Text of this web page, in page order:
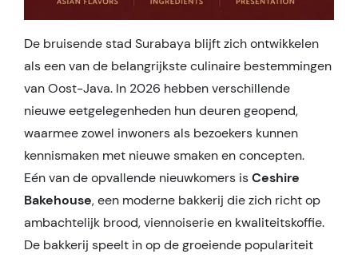
De bruisende stad Surabaya blijft zich ontwikkelen
als een van de belangrijkste culinaire bestemmingen
van Oost-Java. In 2026 hebben verschillende
nieuwe eetgelegenheden hun deuren geopend,
waarmee zowel inwoners als bezoekers kunnen
kennismaken met nieuwe smaken en concepten.
Eén van de opvallende nieuwkomers isCeshire
Bakehouse, een moderne bakkerij die zich richt op
ambachtelijk brood, viennoiserie en kwaliteitskoffie.
De bakkerij speelt in op de groeiende populariteit